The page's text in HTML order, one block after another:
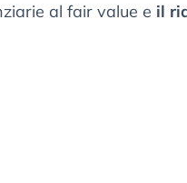
al fair value e il